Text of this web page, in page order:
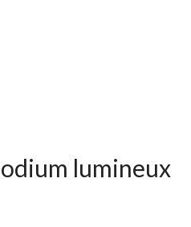
lumineux